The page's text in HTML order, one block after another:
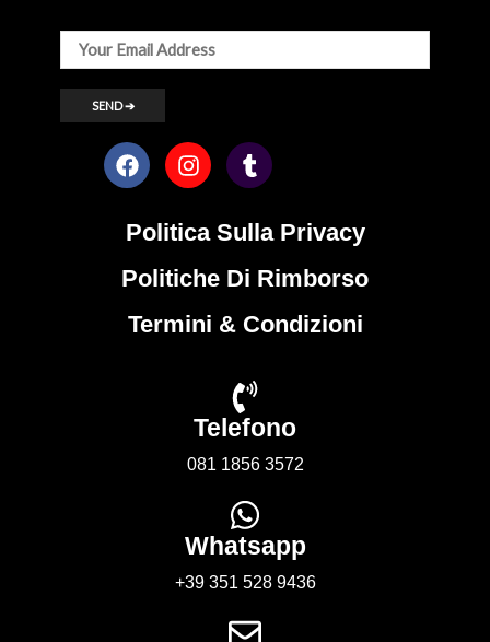
Politica Sulla Privacy
Politiche Di Rimborso
Termini & Condizioni
Telefono
081 1856 3572
Whatsapp
+39 351 528 9436